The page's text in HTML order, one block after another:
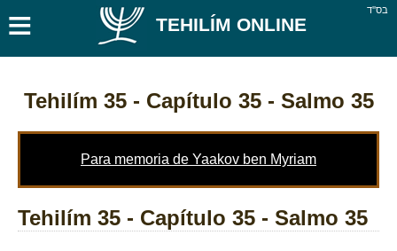
בס''ד ≡ TEHILÍM ONLINE
Tehilím 35- Capítulo 35 - Salmo 35
Para memoria de Yaakov ben Myriam
Tehilím 35 - Capítulo 35 - Salmo 35